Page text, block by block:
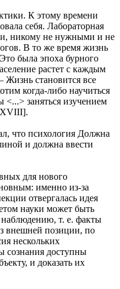
К этому времени
себя. Лабораторная
никому не нужными и не
В то же время жизнь
была эпоха бурного
растет с каждым
становится все
когда-либо научиться
заняться изучением
XVIII].
что психология Должна
и должна ввести
для нового
именно из-за
отвергалась идея
науки может быть
т. е. факты
внешней позиции, по
нескольких
сознания доступны
и доказать их